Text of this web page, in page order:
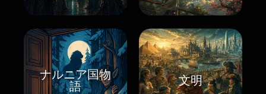
ナルニア国物
語
文明